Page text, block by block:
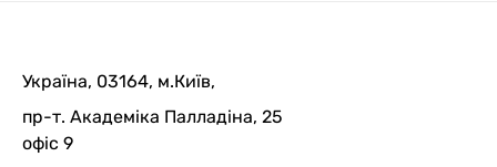
Україна, 03164, м.Київ,
пр-т. Академіка Палладіна, 25
офіс 9